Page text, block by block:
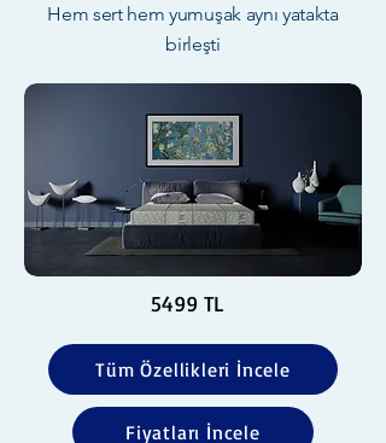
Hem sert hem yumuşak aynı yatakta
birleşti
5499 TL
Tüm Özellikleri İncele
Fiyatları İncele